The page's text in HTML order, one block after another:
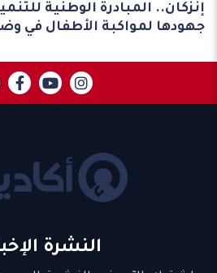
إنزكان.. المبادرة الوطنية
جهودها لمواكبة الأطفال في
النشرة